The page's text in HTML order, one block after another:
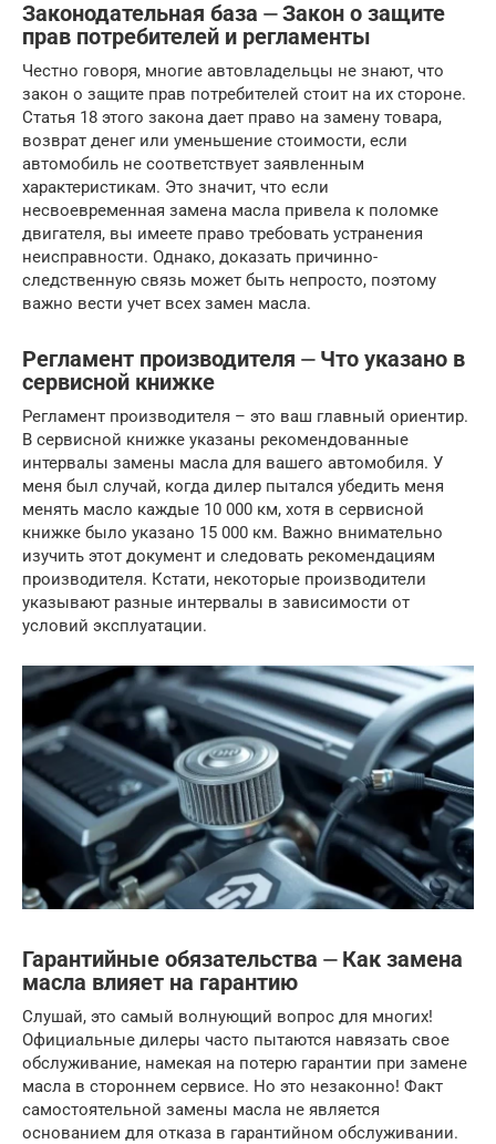
Законодательная база ⏤ Закон о защите
прав потребителей и регламенты
Честно говоря, многие автовладельцы не знают, что
закон о защите прав потребителей стоит на их стороне.
Статья 18 этого закона дает право на замену товара,
возврат денег или уменьшение стоимости, если
автомобиль не соответствует заявленным
характеристикам. Это значит, что если
несвоевременная замена масла привела к поломке
двигателя, вы имеете право требовать устранения
неисправности. Однако, доказать причинно-
следственную связь может быть непросто, поэтому
важно вести учет всех замен масла.
Регламент производителя ⏤ Что указано в
сервисной книжке
Регламент производителя – это ваш главный ориентир.
В сервисной книжке указаны рекомендованные
интервалы замены масла для вашего автомобиля. У
меня был случай, когда дилер пытался убедить меня
менять масло каждые 10 000 км, хотя в сервисной
книжке было указано 15 000 км. Важно внимательно
изучить этот документ и следовать рекомендациям
производителя. Кстати, некоторые производители
указывают разные интервалы в зависимости от
условий эксплуатации.
Гарантийные обязательства ⏤ Как замена
масла влияет на гарантию
Слушай, это самый волнующий вопрос для многих!
Официальные дилеры часто пытаются навязать свое
обслуживание, намекая на потерю гарантии при замене
масла в стороннем сервисе. Но это незаконно! Факт
самостоятельной замены масла не является
основанием для отказа в гарантийном обслуживании.